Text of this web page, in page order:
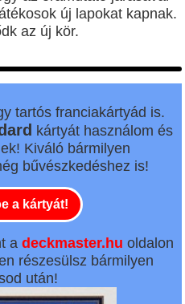
új lapokat kapnak.
az új kör.
tartós franciakártyád is.
kártyát használom és
Kiváló bármilyen
bűvészkedéshez is!
a kártyát!
a deckmaster.hu oldalon
részesülsz bármilyen
után!